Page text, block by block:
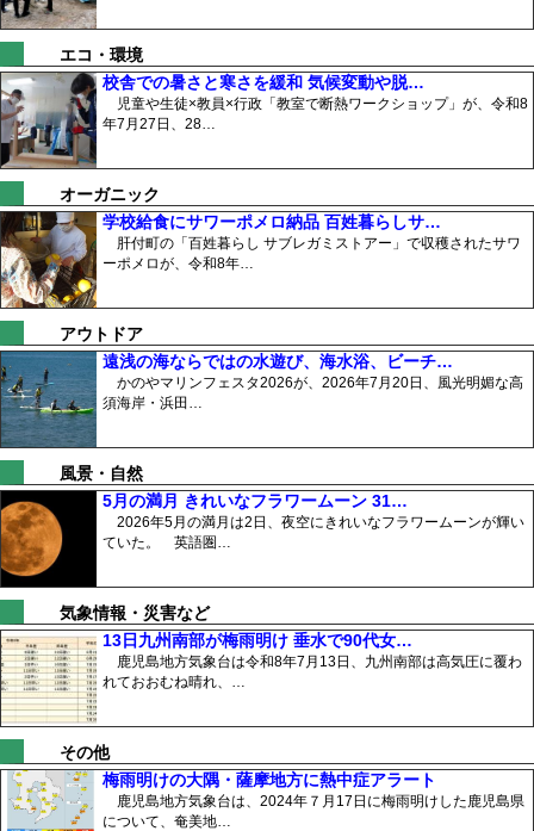
エコ・環境
校舎での暑さと寒さを緩和 気候変動や脱…
児童や生徒×教員×行政「教室で断熱ワークショップ」が、令和8
年7月27日、28…
オーガニック
学校給食にサワーポメロ納品 百姓暮らしサ…
肝付町の「百姓暮らし サブレガミストアー」で収穫されたサワ
ーポメロが、令和8年…
アウトドア
遠浅の海ならではの水遊び、海水浴、ビーチ…
かのやマリンフェスタ2026が、2026年7月20日、風光明媚な高
須海岸・浜田…
風景・自然
5月の満月 きれいなフラワームーン 31…
2026年5月の満月は2日、夜空にきれいなフラワームーンが輝い
ていた。 英語圏…
気象情報・災害など
13日九州南部が梅雨明け 垂水で90代女…
鹿児島地方気象台は令和8年7月13日、九州南部は高気圧に覆わ
れておおむね晴れ、…
その他
梅雨明けの大隅・薩摩地方に熱中症アラート
鹿児島地方気象台は、2024年７月17日に梅雨明けした鹿児島県
について、奄美地…